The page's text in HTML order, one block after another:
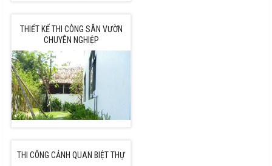
THIẾT KẾ THI CÔNG SÂN VƯỜN
CHUYÊN NGHIỆP
THI CÔNG CẢNH QUAN BIỆT THỰ